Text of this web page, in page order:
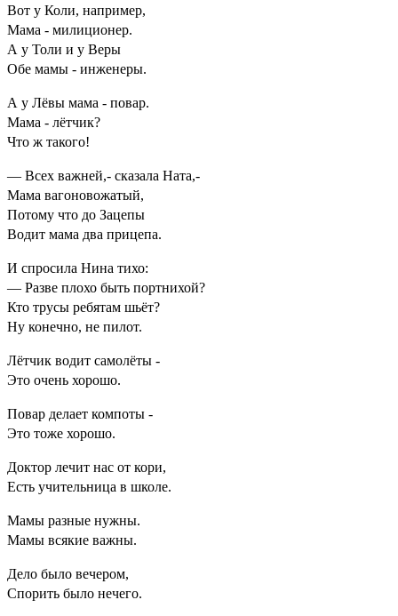
Вот у Коли, например,
Мама - милиционер.
А у Толи и у Веры
Обе мамы - инженеры.
А у Лёвы мама - повар.
Мама - лётчик?
Что ж такого!
— Всех важней,- сказала Ната,-
Мама вагоновожатый,
Потому что до Зацепы
Водит мама два прицепа.
И спросила Нина тихо:
— Разве плохо быть портнихой?
Кто трусы ребятам шьёт?
Ну конечно, не пилот.
Лётчик водит самолёты -
Это очень хорошо.
Повар делает компоты -
Это тоже хорошо.
Доктор лечит нас от кори,
Есть учительница в школе.
Мамы разные нужны.
Мамы всякие важны.
Дело было вечером,
Спорить было нечего.